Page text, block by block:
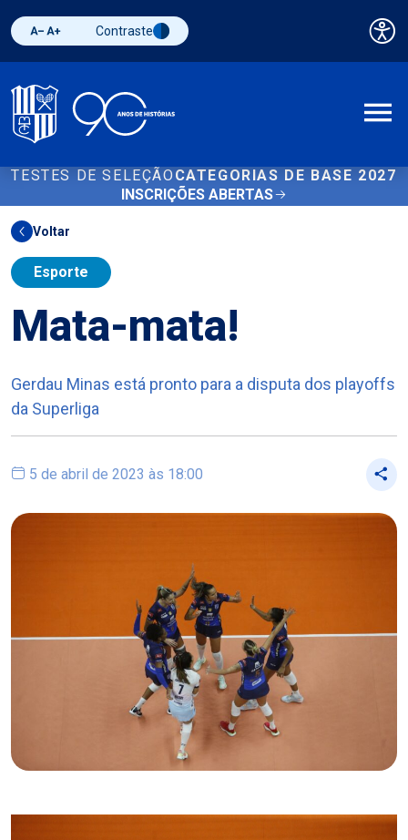
Diminuir fonte
Aumentar fonteAlternar contraste
Contraste
TESTES DE SELEÇÃO CATEGORIAS DE BASE 2027
INSCRIÇÕES ABERTAS
Voltar
Esporte
Mata-mata!
Gerdau Minas está pronto para a disputa dos playoffs
da Superliga
5 de abril de 2023 às 18:00